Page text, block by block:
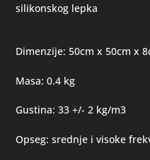
silikonskog lepka
Dimenzije: 50cm x 50cm x
Masa: 0.4 kg
Gustina: 33 +/- 2 kg/m3
Opseg: srednje i visoke